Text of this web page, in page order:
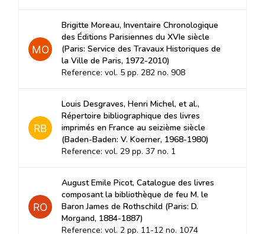
Brigitte Moreau, Inventaire Chronologique
des Éditions Parisiennes du XVIe siècle
(Paris: Service des Travaux Historiques de
la Ville de Paris, 1972-2010)
Reference: vol. 5 pp. 282 no. 908
Louis Desgraves, Henri Michel, et al.,
Répertoire bibliographique des livres
imprimés en France au seizième siècle
(Baden-Baden: V. Koerner, 1968-1980)
Reference: vol. 29 pp. 37 no. 1
August Emile Picot, Catalogue des livres
composant la bibliothèque de feu M. le
Baron James de Rothschild (Paris: D.
Morgand, 1884-1887)
Reference: vol. 2 pp. 11-12 no. 1074